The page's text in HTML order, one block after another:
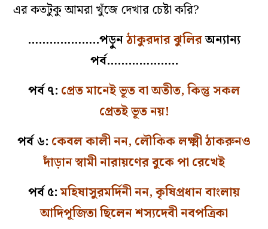
এর কতটুকু আমরা খুঁজে দেখার চেষ্টা করি?
………………..পড়ুনঠাকুরদার ঝুলিরঅন্যান্য
পর্ব………………..
পর্ব ৭: প্রেত মানেই ভূত বা অতীত, কিন্তু সকল
প্রেতই ভূত নয়!
পর্ব ৬: কেবল কালী নন, লৌকিক লক্ষ্মী ঠাকরুনও
দাঁড়ান স্বামী নারায়ণের বুকে পা রেখেই
পর্ব ৫:মহিষাসুরমর্দিনী নন, কৃষিপ্রধান বাংলায়
আদিপূজিতা ছিলেন শস্যদেবী নবপত্রিকা